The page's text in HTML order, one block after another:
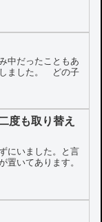
中だったこともあ
しました。 どの子
度も取り替え
にいました。と言
置いてあります。